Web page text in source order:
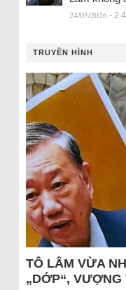
24/05/2026 -
TRUYỀN HÌNH
TÔ LÂM VỪA
„DỚP“,